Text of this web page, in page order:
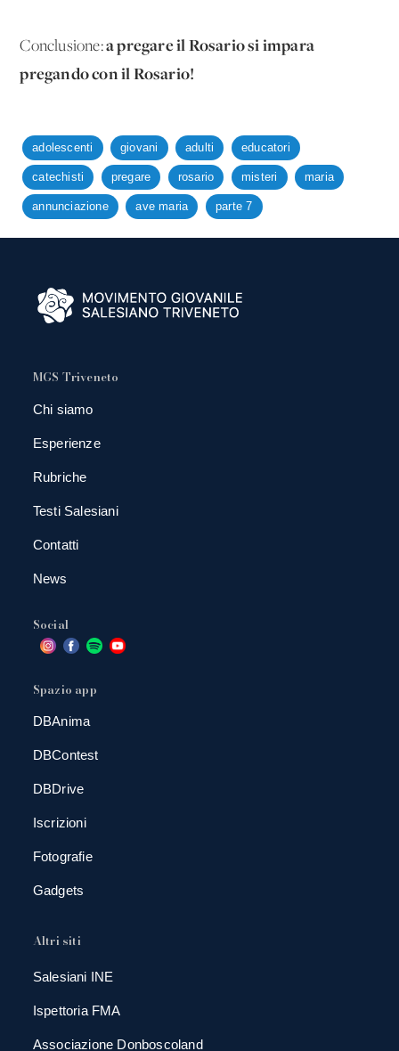
Conclusione:a pregare il Rosario si impara
pregando con il Rosario!
adolescenti giovani adulti educatori
catechisti pregare rosario misteri maria
annunciazione ave maria parte 7
MGS Triveneto
Chi siamo
Esperienze
Rubriche
Testi Salesiani
Contatti
News
Social
Spazio app
DBAnima
DBContest
DBDrive
Iscrizioni
Fotografie
Gadgets
Altri siti
Salesiani INE
Ispettoria FMA
Associazione Donboscoland